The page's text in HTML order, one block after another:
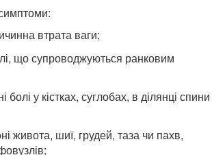
втрата ваги;
що супроводжуються ранковим
болі у кістках, суглобах, в ділянці спини
живота, шиї, грудей, таза чи пахв,